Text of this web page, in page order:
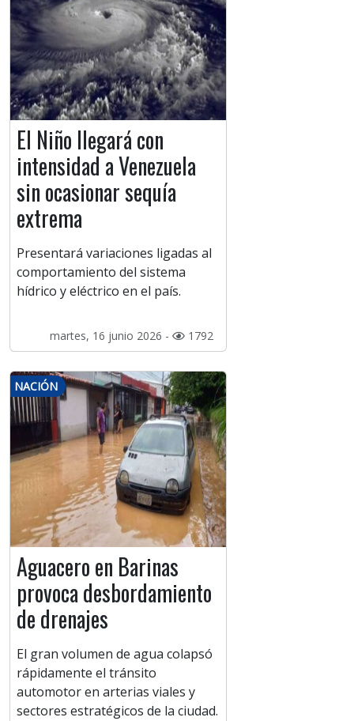
El Niño llegará con
intensidad a Venezuela
sin ocasionar sequía
extrema
Presentará variaciones ligadas al
comportamiento del sistema
hídrico y eléctrico en el país.
martes, 16 junio 2026 - 1792
NACIÓN
Aguacero en Barinas
provoca desbordamiento
de drenajes
​El gran volumen de agua colapsó
rápidamente el tránsito
automotor en arterias viales y
sectores estratégicos de la ciudad.